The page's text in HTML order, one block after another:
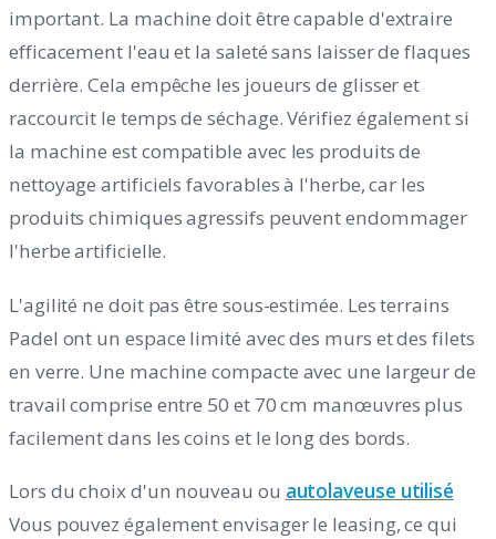
important. La machine doit être capable d'extraire
efficacement l'eau et la saleté sans laisser de flaques
derrière. Cela empêche les joueurs de glisser et
raccourcit le temps de séchage. Vérifiez également si
la machine est compatible avec les produits de
nettoyage artificiels favorables à l'herbe, car les
produits chimiques agressifs peuvent endommager
l'herbe artificielle.
L'agilité ne doit pas être sous-estimée. Les terrains
Padel ont un espace limité avec des murs et des filets
en verre. Une machine compacte avec une largeur de
travail comprise entre 50 et 70 cm manœuvres plus
facilement dans les coins et le long des bords.
Lors du choix d'un nouveau ou autolaveuse utilisé
Vous pouvez également envisager le leasing, ce qui